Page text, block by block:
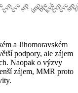
a Jihomoravském
podpory, ale zájem
Naopak o výzvy
zájem, MMR proto